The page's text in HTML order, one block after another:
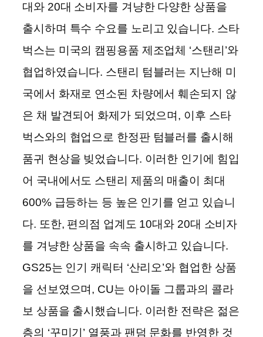
대와 20대 소비자를 겨냥한 다양한 상품을
출시하며 특수 수요를 노리고 있습니다. 스타
벅스는 미국의 캠핑용품 제조업체 ‘스탠리’와
협업하였습니다. 스탠리 텀블러는 지난해 미
국에서 화재로 연소된 차량에서 훼손되지 않
은 채 발견되어 화제가 되었으며, 이후 스타
벅스와의 협업으로 한정판 텀블러를 출시해
품귀 현상을 빚었습니다. 이러한 인기에 힘입
어 국내에서도 스탠리 제품의 매출이 최대
600% 급등하는 등 높은 인기를 얻고 있습니
다. 또한, 편의점 업계도 10대와 20대 소비자
를 겨냥한 상품을 속속 출시하고 있습니다.
GS25는 인기 캐릭터 ‘산리오’와 협업한 상품
을 선보였으며, CU는 아이돌 그룹과의 콜라
보 상품을 출시했습니다. 이러한 전략은 젊은
층의 ‘꾸미기’ 열풍과 팬덤 문화를 반영한 것